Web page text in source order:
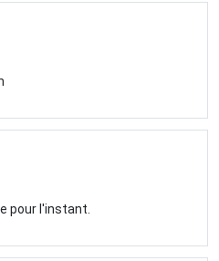
pour l'instant.